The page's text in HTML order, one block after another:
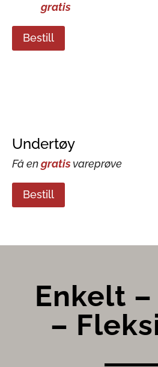
gratis
Bestill
Undertøy
Få engratisvareprøve
Bestill
Enkelt
–